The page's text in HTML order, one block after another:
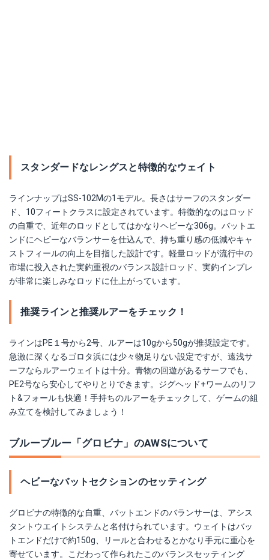
スタンダードなレングスと特徴的なウェイト
ラインナップはSS-102Mの1モデル。長さはサーフのスタンダー
ド、10フィートクラスに設定されています。特徴的なのはロッド
の自重で、近年のロッドとしてはかなりヘビーな306g。バットエ
ンドにヘビーなバランサーを仕込んで、持ち重り感の低減やキャ
ストフィールの向上を目指した設計です。軽量ロッドが流行中の
市場に投入された実釣重視のバランス設計ロッド、実釣インプレ
が非常に楽しみなロッドに仕上がっています。
推奨ラインと推奨ルアーをチェック！
ラインはPE１号から2号、ルアーは10gから50gが推奨設定です。
急激に深くなるゴロタ浜には少々物足りない設定ですが、遠浅サ
ーフならルアーウェイトは十分。青物の回遊があるサーフでも、
PE2号なら安心してやりとりできます。ジグヘッド+ワームのリフ
ト&フォールも快適！手持ちのルアーをチェックして、ゲームの組
み立てを検討してみましょう！
ブルーブルー「グロビナ」のAWSについて
ヘビーなバットセクションのセッティング
グロビナの特徴的な自重、バットエンドのバランサーは、アシス
タントウエイトシステムと名付けられています。ウェイトはバッ
トエンドだけで約150g、リールと合わせるとかなり手元に重心を
寄せています。こだわって作られたこのバランスセッティング